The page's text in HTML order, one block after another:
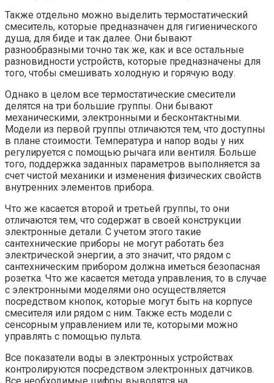
Также отдельно можно выделить термостатический
смеситель, которые предназначен для гигиенического
душа, для биде и так далее. Они бывают
разнообразными точно так же, как и все остальные
разновидности устройств, которые предназначены для
того, чтобы смешивать холодную и горячую воду.
Однако в целом все термостатические смесители
делятся на три большие группы. Они бывают
механическими, электронными и бесконтактными.
Модели из первой группы отличаются тем, что доступны
в плане стоимости. Температура и напор воды у них
регулируется с помощью рычага или вентиля. Больше
того, поддержка заданных параметров выполняется за
счет чистой механики и изменения физических свойств
внутренних элементов прибора.
Что же касается второй и третьей группы, то они
отличаются тем, что содержат в своей конструкции
электронные детали. С учетом этого такие
сантехнические приборы не могут работать без
электрической энергии, а это значит, что рядом с
сантехническим прибором должна иметься безопасная
розетка. Что же касается метода управления, то в случае
с электронными моделями оно осуществляется
посредством кнопок, которые могут быть на корпусе
смесителя или рядом с ним. Также есть модели с
сенсорным управлением или те, которыми можно
управлять с помощью пульта.
Все показатели воды в электронных устройствах
контролируются посредством электронных датчиков.